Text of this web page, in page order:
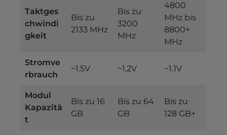
Taktges
chwindi
gkeit
Bis zu
2133 MHz
Bis zu
3200
MHz
4800
MHz bis
8800+
MHz
Stromve
rbrauch
~1.5V ~1.2V ~1.1V
Modul
Kapazitä
t
Bis zu 16
GB
Bis zu 64
GB
Bis zu
128 GB+